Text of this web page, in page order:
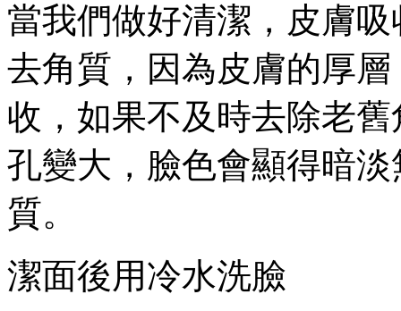
當我們做好清潔，皮膚
去角質，因為皮膚的厚
收，如果不及時去除老
孔變大，臉色會顯得暗
質。
潔面後用冷水洗臉